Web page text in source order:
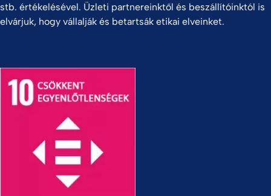
stb. értékelésével. Üzleti partnereinktől és beszállítóinktól is
elvárjuk, hogy vállalják és betartsák etikai elveinket.